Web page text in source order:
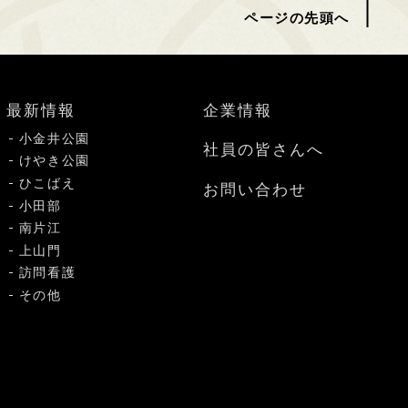
ページの先頭へ
最新情報
小金井公園
けやき公園
ひこばえ
小田部
南片江
上山門
訪問看護
その他
企業情報
社員の皆さんへ
お問い合わせ